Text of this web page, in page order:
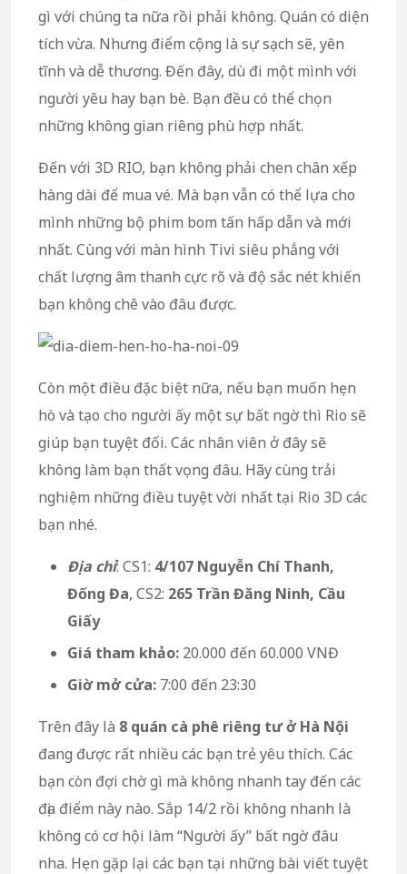
gì với chúng ta nữa rồi phải không. Quán có diện
tích vừa. Nhưng điểm cộng là sự sạch sẽ, yên
tĩnh và dễ thương. Đến đây, dù đi một mình với
người yêu hay bạn bè. Bạn đều có thể chọn
những không gian riêng phù hợp nhất.
Đến với 3D RIO, bạn không phải chen chân xếp
hàng dài để mua vé. Mà bạn vẫn có thể lựa cho
mình những bộ phim bom tấn hấp dẫn và mới
nhất. Cùng với màn hình Tivi siêu phẳng với
chất lượng âm thanh cực rõ và độ sắc nét khiến
bạn không chê vào đâu được.
Còn một điều đặc biệt nữa, nếu bạn muốn hẹn
hò và tạo cho người ấy một sự bất ngờ thì Rio sẽ
giúp bạn tuyệt đối. Các nhân viên ở đây sẽ
không làm bạn thất vọng đâu. Hãy cùng trải
nghiệm những điều tuyệt vời nhất tại Rio 3D các
bạn nhé.
Địa chỉ: CS1: 4/107 Nguyễn Chí Thanh,
Đống Đa, CS2: 265 Trần Đăng Ninh, Cầu
Giấy
Giá tham khảo: 20.000 đến 60.000 VNĐ
Giờ mở cửa: 7:00 đến 23:30
Trên đây là 8 quán cà phê riêng tư ở Hà Nội
đang được rất nhiều các bạn trẻ yêu thích. Các
bạn còn đợi chờ gì mà không nhanh tay đến các
địa điểm này nào. Sắp 14/2 rồi không nhanh là
không có cơ hội làm “Người ấy” bất ngờ đâu
nha. Hẹn gặp lại các bạn tại những bài viết tuyệt